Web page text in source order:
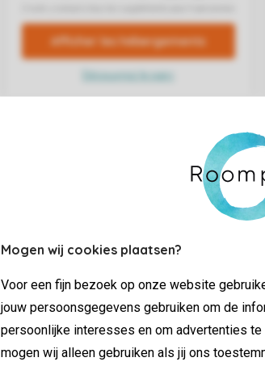
Mogen wij cookies plaatsen?
Voor een fijn bezoek op onze website
jouw persoonsgegevens gebruiken om de
persoonlijke interesses en om advertenties
mogen wij alleen gebruiken als jij ons